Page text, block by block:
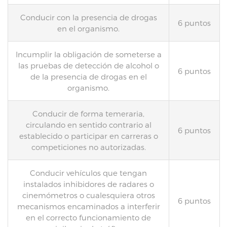
Conducir con la presencia de drogas
en el organismo.
6 puntos
Incumplir la obligación de someterse a
las pruebas de detección de alcohol o
de la presencia de drogas en el
organismo.
6 puntos
Conducir de forma temeraria,
circulando en sentido contrario al
establecido o participar en carreras o
competiciones no autorizadas.
6 puntos
Conducir vehículos que tengan
instalados inhibidores de radares o
cinemómetros o cualesquiera otros
mecanismos encaminados a interferir
en el correcto funcionamiento de
6 puntos